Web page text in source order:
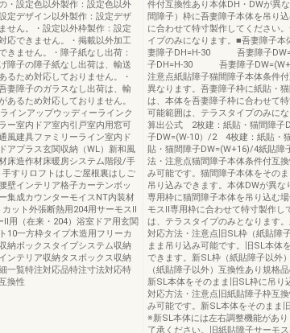
設定色以外製作：設定色以外
定デザイン以外製作：設定デザ
せん。・設定以外枠製作：設定
応できません。・掲載以外加工
きません。・障子紙なし出荷：
障子の障子紙なし出荷は、輸送
るため対応しておりません。・
妻障子のガラスなし出荷は、輸
あるため対応しておりません。
インアップウッディーラインク
ー室内ドア室内引戸室内用窓可
風建具ファミリーライン室内ド
アプラス玄関収納（WL）新和風
床造作材床暖房システム階段/手
すりロフトはしご屋根裏はしご
壁インテリア格子カーテンボッ
集成カウンターモイスNT内装材
ット外張断熱用204用サーモスⅡ
用（在来・204）浴室ドア用玄関
10一方枠タイプ木造用フリーカ
納ボックスタイプシステム収納
ンテリア収納タスボックス収納
一覧特注対応品特注寸法対応特
換性
件付互換性あり本体DH・DWが異
間障子）枠に吾妻障子本体を吊り
に合わせて特寸製作してください
イプのみになります。■吾妻障子
妻障子DH=H-30 吾妻障子
子DH=H-30 吾妻障子
注意点紙貼障子猫間障子本体条件
異なります。吾妻障子枠に紙貼・
は、本体を吾妻障子枠に合わせて
可能範囲は、テラスタイプのみに
算出公式 2枚建：紙貼・猫間
子DW=(W-10）/2 4枚建：紙貼
貼・猫間障子DW=(W+16)/4紙貼障
法・注意点猫間障子本体条件付互
み可能です。猫間障子本体をその
吊り込みできます。本体DWが異な
専用枠に猫間障子本体を吊り込む
モスⅡ専用枠に合わせて特寸製作し
は、テラスタイプのみとなります
対応方法・注意点旧SL枠（紙貼障
まま吊り込み可能です。旧SL本体
できます。新SL枠（紙貼障子以外
（紙貼障子以外）互換性あり規格
新SL本体をそのまま旧SL枠に吊り
対応方法・注意点旧紙貼障子枠互
み可能です。新SL本体をそのまま
※新SL本体には左右調整機能があ
了承ください。旧紙貼障子サーモ